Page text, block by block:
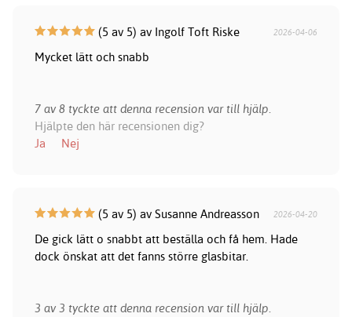
(5 av 5) av Ingolf Toft Riske 2026-04-06
Mycket lätt och snabb
7 av 8 tyckte att denna recension var till hjälp.
Hjälpte den här recensionen dig?
Ja
Nej
(5 av 5) av Susanne Andreasson 2026-04-20
De gick lätt o snabbt att beställa och få hem. Hade
dock önskat att det fanns större glasbitar.
3 av 3 tyckte att denna recension var till hjälp.